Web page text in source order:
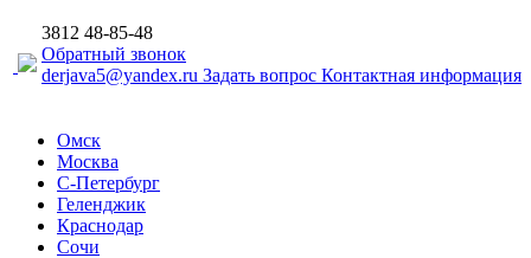
3812 48-85-48
Обратный звонок
derjava5@yandex.ru Задать вопрос Контактная информация
Омск
Москва
С-Петербург
Геленджик
Краснодар
Сочи